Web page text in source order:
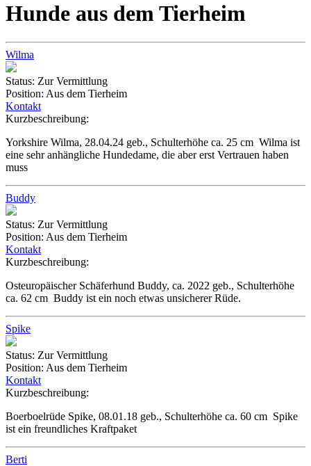
Hunde aus dem Tierheim
Wilma
Status: Zur Vermittlung
Position: Aus dem Tierheim
Kontakt
Kurzbeschreibung:
Yorkshire Wilma, 28.04.24 geb., Schulterhöhe ca. 25 cm Wilma ist
eine sehr anhängliche Hundedame, die aber erst Vertrauen haben
muss
Buddy
Status: Zur Vermittlung
Position: Aus dem Tierheim
Kontakt
Kurzbeschreibung:
Osteuropäischer Schäferhund Buddy, ca. 2022 geb., Schulterhöhe
ca. 62 cm Buddy ist ein noch etwas unsicherer Rüde.
Spike
Status: Zur Vermittlung
Position: Aus dem Tierheim
Kontakt
Kurzbeschreibung:
Boerboelrüde Spike, 08.01.18 geb., Schulterhöhe ca. 60 cm Spike
ist ein freundliches Kraftpaket
Berti